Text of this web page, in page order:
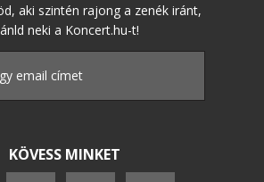
aki szintén rajong a zenék iránt,
neki a Koncert.hu-t!
KÖVESS MINKET